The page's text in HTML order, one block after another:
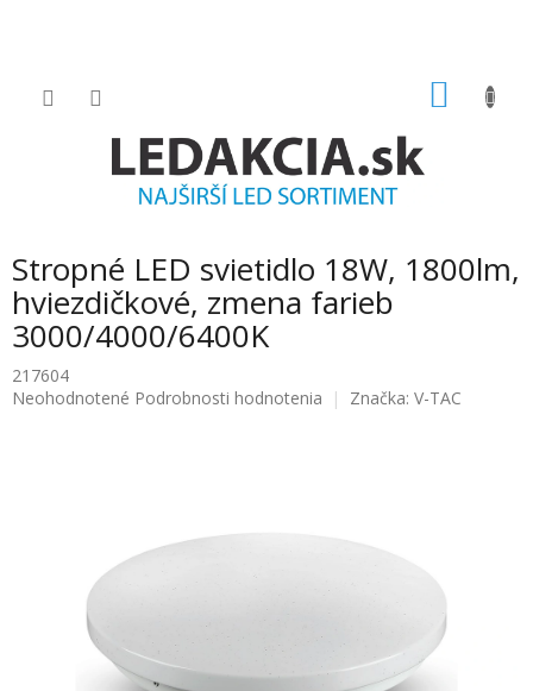
Stropné LED svietidlo 18W, 1800lm,
hviezdičkové, zmena farieb
3000/4000/6400K
217604
Priemerné
Neohodnotené Podrobnosti hodnotenia Značka: V-TAC